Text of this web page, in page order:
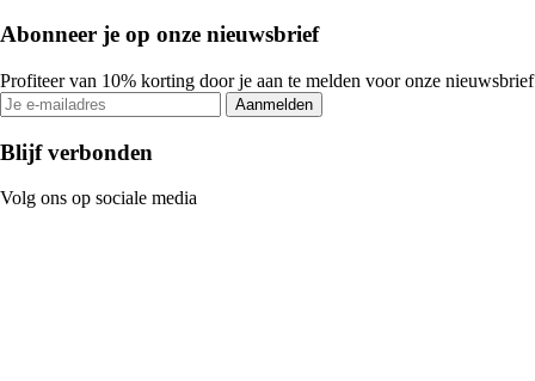
Abonneer je op onze nieuwsbrief
Profiteer van 10% korting door je aan te melden voor onze nieuwsbrief
Aanmelden
Blijf verbonden
Volg ons op sociale media